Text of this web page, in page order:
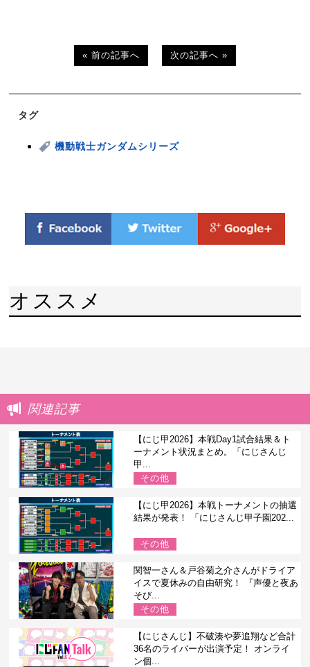
« 前の記事へ 次の記事へ »
タグ
機動戦士ガンダムシリーズ
オススメ
関連記事
【にじ甲2026】本戦Day1試合結果＆ト
ーナメント状況まとめ。「にじさんじ
甲...
その他
【にじ甲2026】本戦トーナメントの抽選
結果が発表！ 「にじさんじ甲子園202...
その他
関智一さん＆戸谷菊之介さんがドライア
イスで夏休みの自由研究！ 『声優と夜あ
そび...
その他
【にじさんじ】不破湊や夢追翔など合計
36名のライバーが出演予定！ オンライ
ン個...